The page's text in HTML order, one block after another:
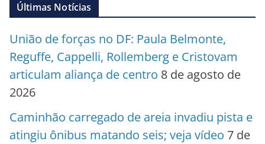
Últimas Notícias
União de forças no DF: Paula Belmonte,
Reguffe, Cappelli, Rollemberg e Cristovam
articulam aliança de centro 8 de agosto de
2026
Caminhão carregado de areia invadiu pista e
atingiu ônibus matando seis; veja vídeo 7 de